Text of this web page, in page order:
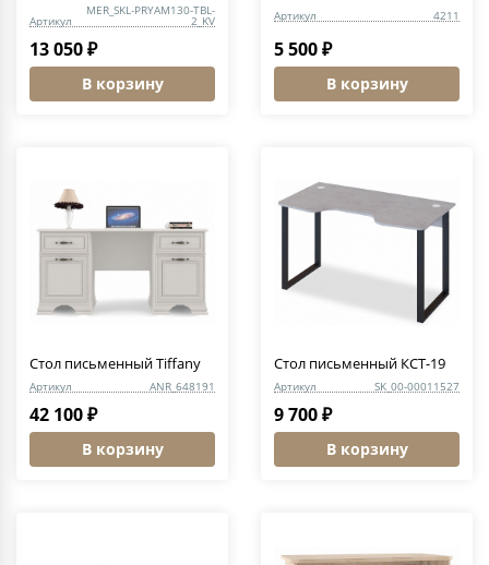
Артикул
MER_SKL-PRYAM130-TBL-
2_KV
13 050 ₽
В корзину
Артикул 4211
5 500 ₽
В корзину
Стол письменный Tiffany
Артикул ANR_648191
42 100 ₽
В корзину
Стол письменный КСТ-19
Артикул SK_00-00011527
9 700 ₽
В корзину